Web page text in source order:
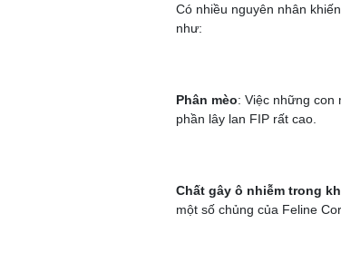
Có nhiều nguyên nhân
như:
Phân mèo: Việc những con
phần lây lan FIP rất cao.
Chất gây ô nhiễm trong
một số chủng của Feline